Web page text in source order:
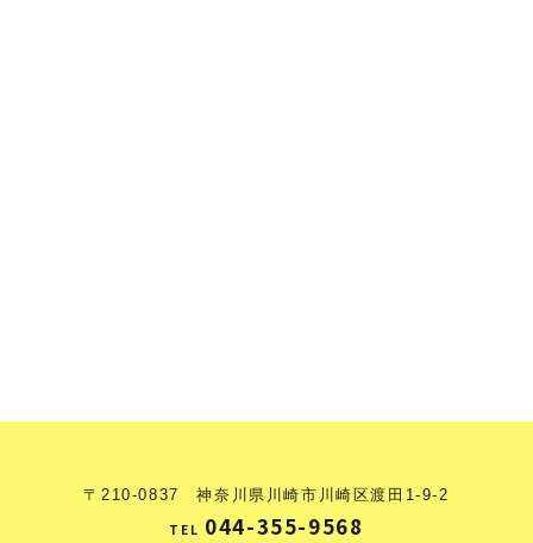
〒210-0837 神奈川県川崎市川崎区渡田1-9-2
TEL 044-355-9568